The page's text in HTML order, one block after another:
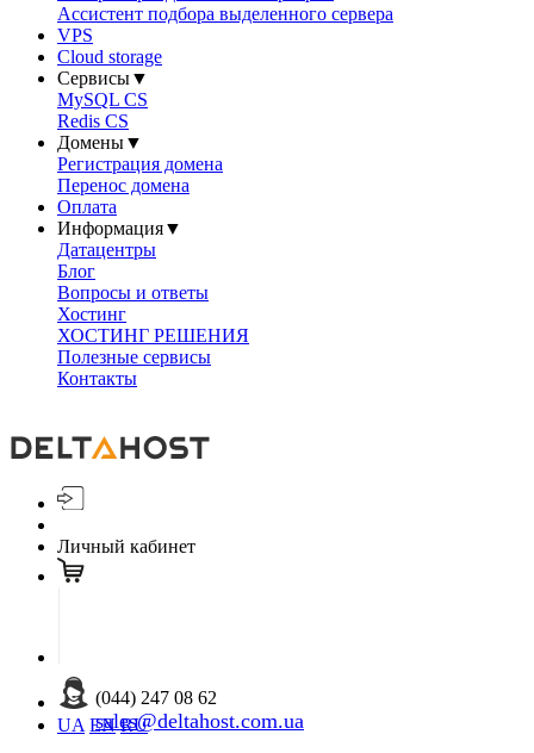
Ассистент подбора выделенного сервера
VPS
Cloud storage
Сервисы▼
MySQL CS
Redis CS
Домены▼
Регистрация домена
Перенос домена
Оплата
Информация▼
Датацентры
Блог
Вопросы и ответы
Хостинг
ХОСТИНГ РЕШЕНИЯ
Полезные сервисы
Контакты
Личный кабинет
(044) 247 08 62
sales@deltahost.com.ua
UA EN RU